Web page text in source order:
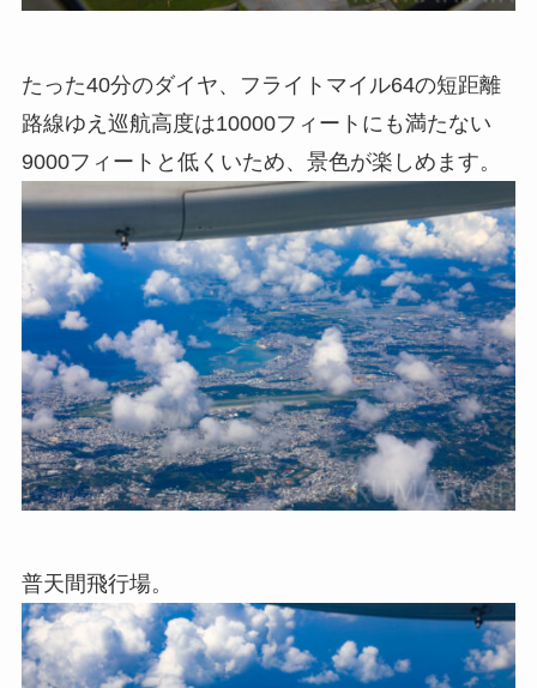
たった40分のダイヤ、フライトマイル64の短距離
路線ゆえ巡航高度は10000フィートにも満たない
9000フィートと低くいため、景色が楽しめます。
普天間飛行場。